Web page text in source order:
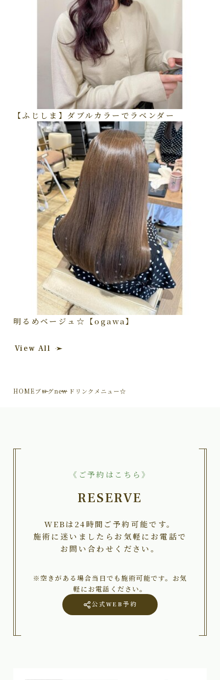
【ふじしま】ダブルカラーでラベンダー
明るめベージュ☆【ogawa】
View All
HOMEブログnew ドリンクメニュー☆
《ご予約はこちら》
RESERVE
WEBは24時間ご予約可能です。
施術に迷いましたらお気軽にお電話で
お問い合わせください。
※空きがある場合当日でも施術可能です。お気
軽にお電話ください。
公式WEB予約